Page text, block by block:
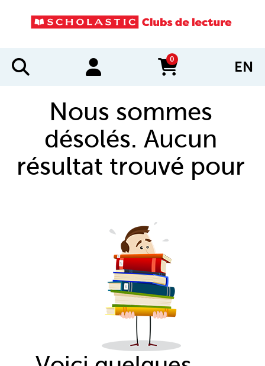
0
items in cart EN
Nous sommes
désolés. Aucun
résultat trouvé pour